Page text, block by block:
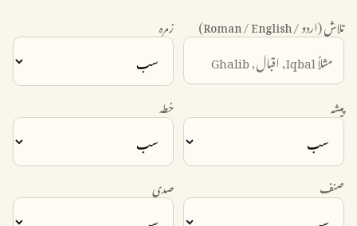
تلاش (اردو / Roman / English) زمرہ
پیشہ خطہ
صنف صدی